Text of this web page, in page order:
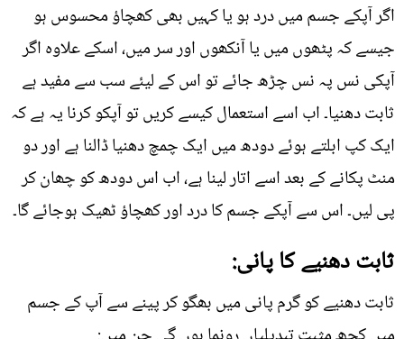
اگر آپکے جسم میں درد ہو یا کہیں بھی کھچاؤ محسوس ہو
جیسے کہ پٹھوں میں یا آنکھوں اور سر میں، اسکے علاوہ اگر
آپکی نس پہ نس چڑھ جائے تو اس کے لیئے سب سے مفید ہے
ثابت دھنیا۔ اب اسے استعمال کیسے کریں تو آپکو کرنا یہ ہے کہ
ایک کپ ابلتے ہوئے دودھ میں ایک چمچ دھنیا ڈالنا ہے اور دو
منٹ پکانے کے بعد اسے اتار لینا ہے، اب اس دودھ کو چھان کر
پی لیں۔ اس سے آپکے جسم کا درد اور کھچاؤ ٹھیک ہوجائے گا۔
ثابت دھنیے کا پانی:
ثابت دھنیے کو گرم پانی میں بھگو کر پینے سے آپ کے جسم